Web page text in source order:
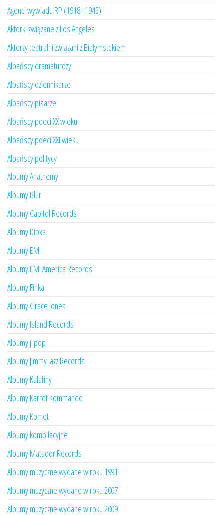
Agenci wywiadu RP (1918–1945)
Aktorki związane z Los Angeles
Aktorzy teatralni związani z Białymstokiem
Albańscy dramaturdzy
Albańscy dziennikarze
Albańscy pisarze
Albańscy poeci XX wieku
Albańscy poeci XXI wieku
Albańscy politycy
Albumy Anathemy
Albumy Blur
Albumy Capitol Records
Albumy Dioxa
Albumy EMI
Albumy EMI America Records
Albumy Finka
Albumy Grace Jones
Albumy Island Records
Albumy j-pop
Albumy Jimmy Jazz Records
Albumy Kalafiny
Albumy Karrot Kommando
Albumy Komet
Albumy kompilacyjne
Albumy Matador Records
Albumy muzyczne wydane w roku 1991
Albumy muzyczne wydane w roku 2007
Albumy muzyczne wydane w roku 2009